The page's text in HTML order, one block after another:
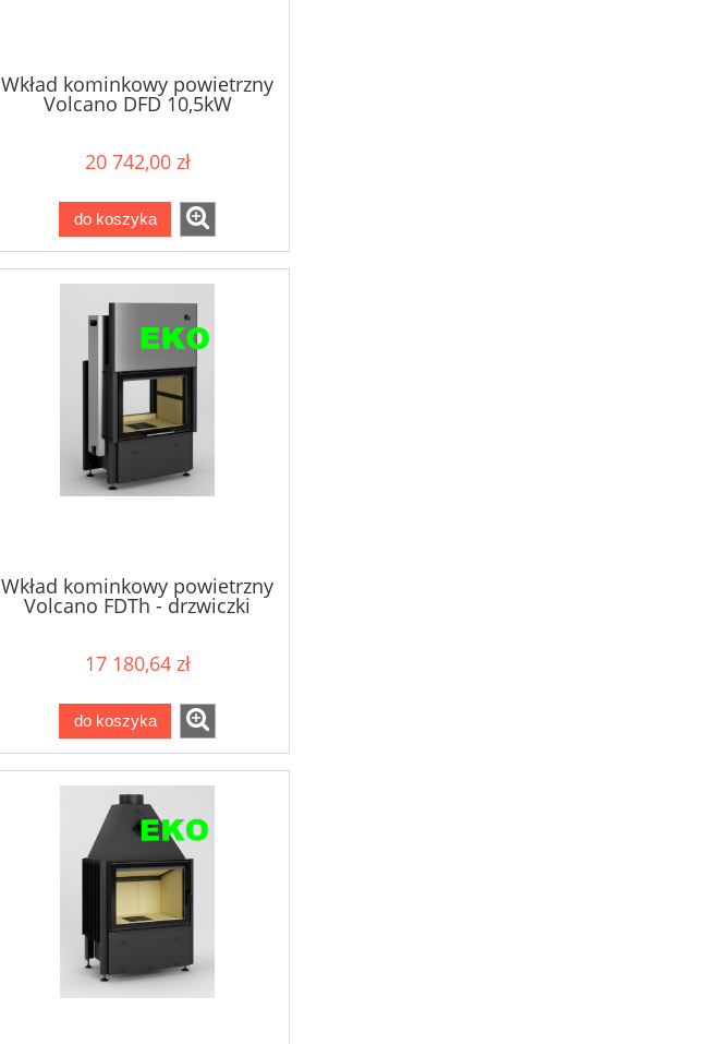
Wkład kominkowy powietrzny
Volcano DFD 10,5kW
20 742,00 zł
do koszyka
Wkład kominkowy powietrzny
Volcano FDTh - drzwiczki
17 180,64 zł
do koszyka